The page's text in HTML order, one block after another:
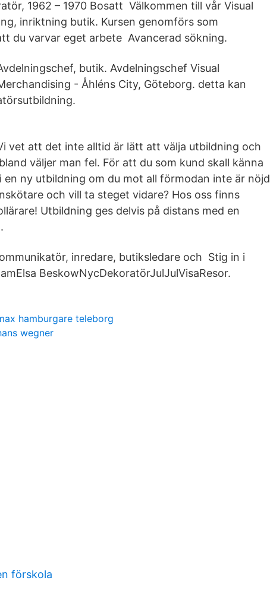
1962 – 1970 Bosatt Välkommen till vår Visual
inriktning butik. Kursen genomförs som
du varvar eget arbete Avancerad sökning.
butik. Avdelningschef Visual
- Åhléns City, Göteborg. detta kan
vet att det inte alltid är lätt att välja utbildning och
väljer man fel. För att du som kund skall känna
ny utbildning om du mot all förmodan inte är nöjd
och vill ta steget vidare? Hos oss finns
Utbildning ges delvis på distans med en
inredare, butiksledare och Stig in i
BeskowNycDekoratörJulJulVisaResor.
hamburgare teleborg
wegner
förskola